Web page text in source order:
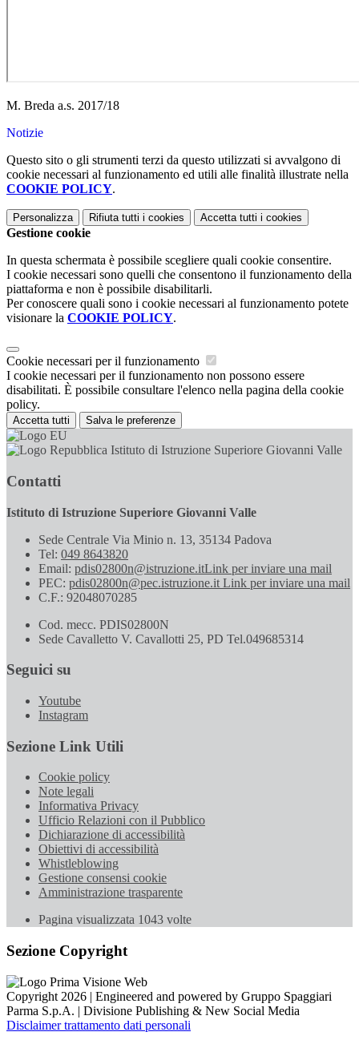
M. Breda a.s. 2017/18
Notizie
Questo sito o gli strumenti terzi da questo utilizzati si avvalgono di
cookie necessari al funzionamento ed utili alle finalità illustrate nella
COOKIE POLICY.
Personalizza Rifiuta tutti i cookies Accetta tutti i cookies
Gestione cookie
In questa schermata è possibile scegliere quali cookie consentire.
I cookie necessari sono quelli che consentono il funzionamento della
piattaforma e non è possibile disabilitarli.
Per conoscere quali sono i cookie necessari al funzionamento potete
visionare la COOKIE POLICY.
Cookie necessari per il funzionamento
I cookie necessari per il funzionamento non possono essere
disabilitati. È possibile consultare l'elenco nella pagina della cookie
policy.
Accetta tutti Salva le preferenze
Istituto di Istruzione Superiore Giovanni Valle
Contatti
Istituto di Istruzione Superiore Giovanni Valle
Sede Centrale Via Minio n. 13, 35134 Padova
Tel: 049 8643820
Email: pdis02800n@istruzione.itLink per inviare una mail
PEC: pdis02800n@pec.istruzione.it Link per inviare una mail
C.F.: 92048070285
Cod. mecc. PDIS02800N
Sede Cavalletto V. Cavallotti 25, PD Tel.049685314
Seguici su
Youtube
Instagram
Sezione Link Utili
Cookie policy
Note legali
Informativa Privacy
Ufficio Relazioni con il Pubblico
Dichiarazione di accessibilità
Obiettivi di accessibilità
Whistleblowing
Gestione consensi cookie
Amministrazione trasparente
Pagina visualizzata 1043 volte
Sezione Copyright
Copyright 2026 | Engineered and powered by Gruppo Spaggiari
Parma S.p.A. | Divisione Publishing & New Social Media
Disclaimer trattamento dati personali